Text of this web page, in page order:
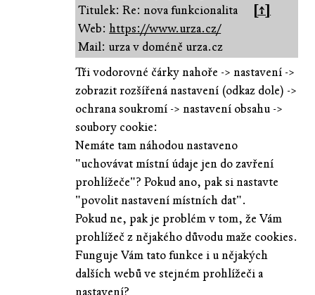
Titulek: Re: nova funkcionalita
[↑]
Web:https://www.urza.cz/
Mail: urza v doméně urza.cz
Tři vodorovné čárky nahoře -> nastavení ->
zobrazit rozšířená nastavení (odkaz dole) ->
ochrana soukromí -> nastavení obsahu ->
soubory cookie:
Nemáte tam náhodou nastaveno
"uchovávat místní údaje jen do zavření
prohlížeče"? Pokud ano, pak si nastavte
"povolit nastavení místních dat".
Pokud ne, pak je problém v tom, že Vám
prohlížeč z nějakého důvodu maže cookies.
Funguje Vám tato funkce i u nějakých
dalších webů ve stejném prohlížeči a
nastavení?